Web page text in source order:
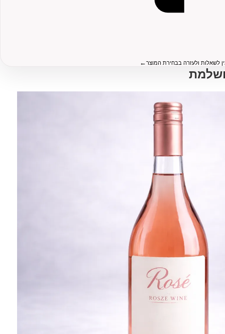
לשאלות ולעזרה בבחירת המוצר←